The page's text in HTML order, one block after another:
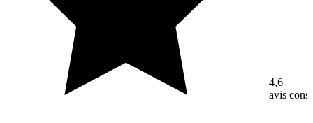
4,6
avis